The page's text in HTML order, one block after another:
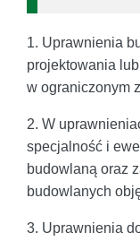
1. Uprawnienia
projektowania
w ograniczonym
2. W
specjalność i
budowlaną oraz
budowlanych
3. Uprawnienia